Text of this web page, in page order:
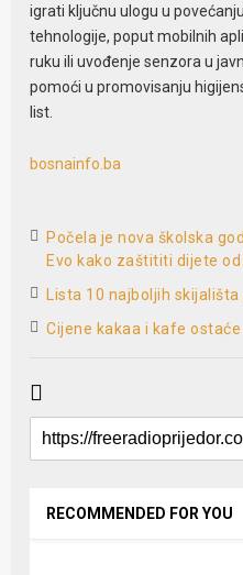
igrati ključnu ulogu u
tehnologije, poput mobilnih
ruku ili uvođenje senzora u
pomoći u promovisanju
list.
bosnainfo.ba
Počela je nova školska
Evo kako zaštititi dijete
Lista 10 najboljih
Cijene kakaa i kafe
RECOMMENDED FOR YOU